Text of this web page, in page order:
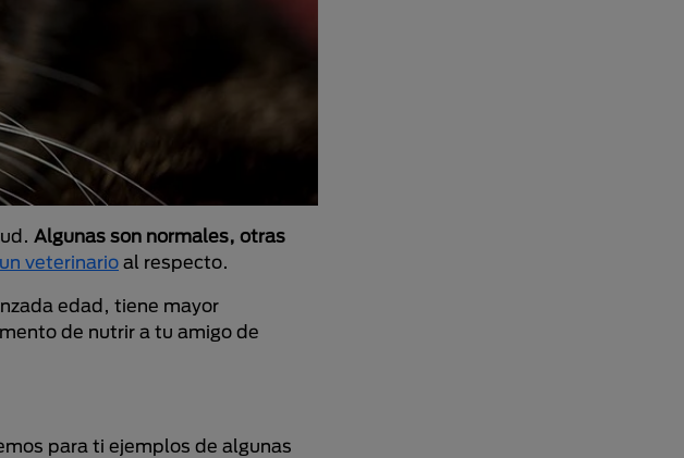
Algunas son normales, otras
veterinario al respecto.
edad, tiene mayor
de nutrir a tu amigo de
para ti ejemplos de algunas